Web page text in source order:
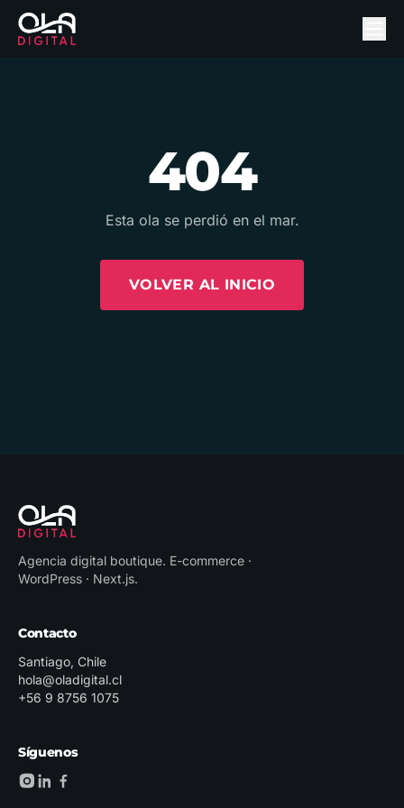
404
Esta ola se perdió en el mar.
VOLVER AL INICIO
Agencia digital boutique. E-commerce ·
WordPress · Next.js.
Contacto
Santiago, Chile
hola@oladigital.cl
+56 9 8756 1075
Síguenos